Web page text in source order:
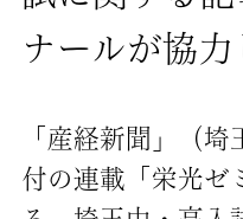
ナールが協力
「産経新聞」（
付の連載「栄光ゼ